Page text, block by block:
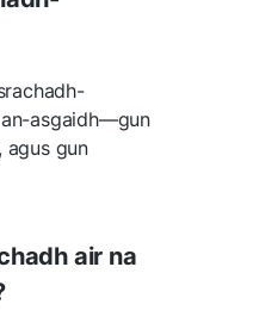
asgaidh—gun
agus gun
air na